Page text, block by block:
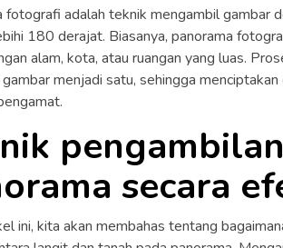
fotografi adalah teknik mengambil gambar
180 derajat. Biasanya, panorama
alam, kota, atau ruangan yang luas.
menjadi satu, sehingga
secara
ini, kita akan membahas tentang